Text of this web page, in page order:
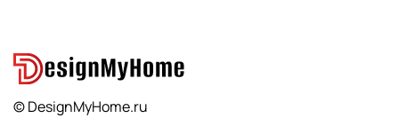
© DesignMyHome.ru